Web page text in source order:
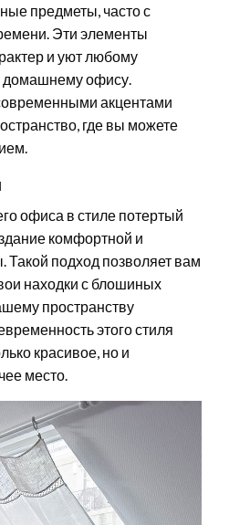
предметы, часто с
Эти элементы
и уют любому
офису.
акцентами
где вы можете
офиса в стиле потертый
комфортной и
подход позволяет вам
находки с блошиных
пространству
этого стиля
красивое, но и
место.